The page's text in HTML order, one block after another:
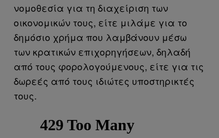
νομοθεσία για τη διαχείριση των
οικονομικών τους, είτε μιλάμε για το
δημόσιο χρήμα που λαμβάνουν μέσω
των κρατικών επιχορηγήσεων, δηλαδή
από τους φορολογούμενους, είτε για τις
δωρεές από τους ιδιώτες υποστηρικτές
τους.